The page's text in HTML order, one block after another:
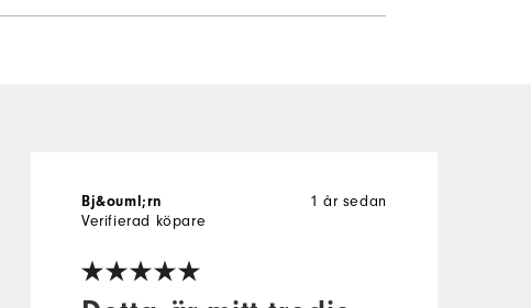
1 år sedan
Bj&ouml;rn
Verifierad köpare